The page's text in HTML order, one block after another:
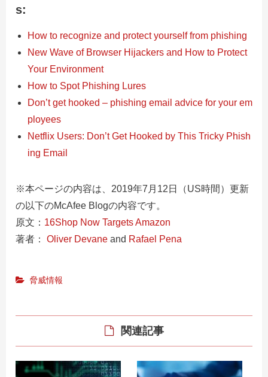
s:
How to recognize and protect yourself from phishing
New Wave of Browser Hijackers and How to Protect
Your Environment
How to Spot Phishing Lures
Don’t get hooked – phishing email advice for your em
ployees
Netflix Users: Don’t Get Hooked by This Tricky Phish
ing Email
※本ページの内容は、2019年7月12日（US時間）更新
の以下のMcAfee Blogの内容です。
原文： 16Shop Now Targets Amazon
著者：
Oliver Devane and Rafael Pena
脅威情報
関連記事